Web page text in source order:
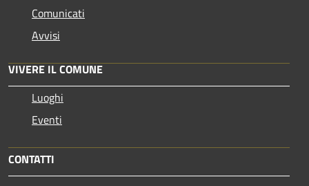
Comunicati
Avvisi
VIVERE IL COMUNE
Luoghi
Eventi
CONTATTI